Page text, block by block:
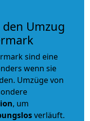
Umzug
sind eine
wenn sie
Umzüge von
, um
verläuft.